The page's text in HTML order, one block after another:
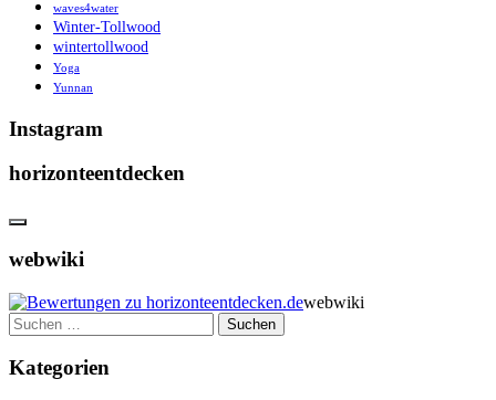
waves4water
Winter-Tollwood
wintertollwood
Yoga
Yunnan
Instagram
horizonteentdecken
webwiki
webwiki
Suchen
nach:
Kategorien